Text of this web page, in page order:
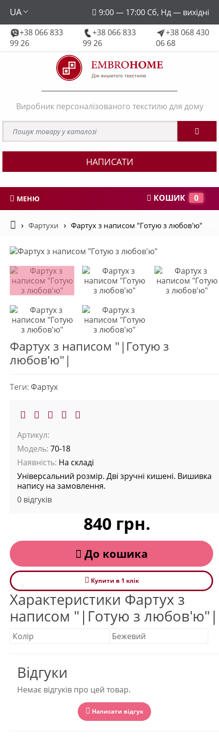
UA
9:00 — 17:00 Сб, Нд — вихідні
+38 066 833
99 26
+38 066 833
99 26
+38 068 430
06 68
embroforhome@gmail.com
Виробник персоналізованого текстилю для дому
НАПИСАТИ
МЕНЮ КОШИК 0
Фартухи Фартух з написом "Готую з любов'ю"
Фартух з написом "|Готую з
любов'ю"|
Теги: Фартух
Артикул:
Модель: 70-18
Наявність: На складі
Універсальний розмір. Дві зручні кишені. Вишивка
напису на замовлення.
0 відгуків
840 грн.
До кошика
Купити в 1 клiк
Характеристики Фартух з
написом "|Готую з любов'ю"|
Колір Бежевий
Відгуки
Немає відгуків про цей товар.
Написати відгук